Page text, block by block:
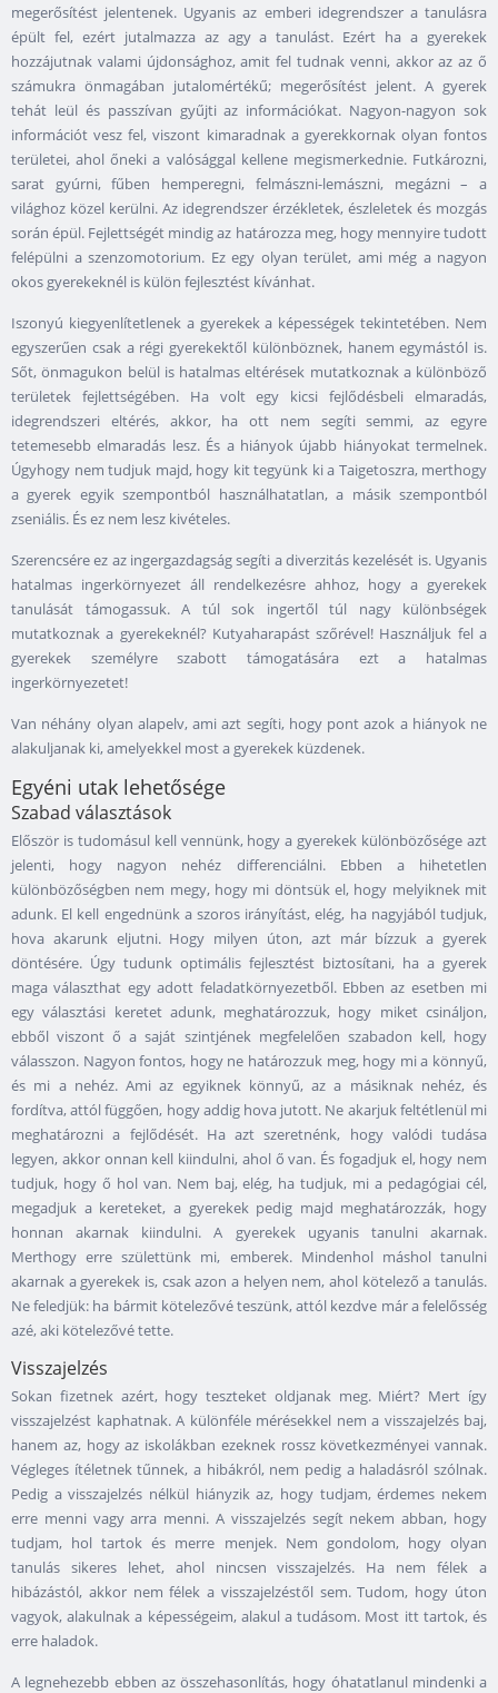
megerősítést jelentenek. Ugyanis az emberi idegrendszer a tanulásra
épült fel, ezért jutalmazza az agy a tanulást. Ezért ha a gyerekek
hozzájutnak valami újdonsághoz, amit fel tudnak venni, akkor az az ő
számukra önmagában jutalomértékű; megerősítést jelent. A gyerek
tehát leül és passzívan gyűjti az információkat. Nagyon-nagyon sok
információt vesz fel, viszont kimaradnak a gyerekkornak olyan fontos
területei, ahol őneki a valósággal kellene megismerkednie. Futkározni,
sarat gyúrni, fűben hemperegni, felmászni-lemászni, megázni – a
világhoz közel kerülni. Az idegrendszer érzékletek, észleletek és mozgás
során épül. Fejlettségét mindig az határozza meg, hogy mennyire tudott
felépülni a szenzomotorium. Ez egy olyan terület, ami még a nagyon
okos gyerekeknél is külön fejlesztést kívánhat.
Iszonyú kiegyenlítetlenek a gyerekek a képességek tekintetében. Nem
egyszerűen csak a régi gyerekektől különböznek, hanem egymástól is.
Sőt, önmagukon belül is hatalmas eltérések mutatkoznak a különböző
területek fejlettségében. Ha volt egy kicsi fejlődésbeli elmaradás,
idegrendszeri eltérés, akkor, ha ott nem segíti semmi, az egyre
tetemesebb elmaradás lesz. És a hiányok újabb hiányokat termelnek.
Úgyhogy nem tudjuk majd, hogy kit tegyünk ki a Taigetoszra, merthogy
a gyerek egyik szempontból használhatatlan, a másik szempontból
zseniális. És ez nem lesz kivételes.
Szerencsére ez az ingergazdagság segíti a diverzitás kezelését is. Ugyanis
hatalmas ingerkörnyezet áll rendelkezésre ahhoz, hogy a gyerekek
tanulását támogassuk. A túl sok ingertől túl nagy különbségek
mutatkoznak a gyerekeknél? Kutyaharapást szőrével! Használjuk fel a
gyerekek személyre szabott támogatására ezt a hatalmas
ingerkörnyezetet!
Van néhány olyan alapelv, ami azt segíti, hogy pont azok a hiányok ne
alakuljanak ki, amelyekkel most a gyerekek küzdenek.
Egyéni utak lehetősége
Szabad választások
Először is tudomásul kell vennünk, hogy a gyerekek különbözősége azt
jelenti, hogy nagyon nehéz differenciálni. Ebben a hihetetlen
különbözőségben nem megy, hogy mi döntsük el, hogy melyiknek mit
adunk. El kell engednünk a szoros irányítást, elég, ha nagyjából tudjuk,
hova akarunk eljutni. Hogy milyen úton, azt már bízzuk a gyerek
döntésére. Úgy tudunk optimális fejlesztést biztosítani, ha a gyerek
maga választhat egy adott feladatkörnyezetből. Ebben az esetben mi
egy választási keretet adunk, meghatározzuk, hogy miket csináljon,
ebből viszont ő a saját szintjének megfelelően szabadon kell, hogy
válasszon. Nagyon fontos, hogy ne határozzuk meg, hogy mi a könnyű,
és mi a nehéz. Ami az egyiknek könnyű, az a másiknak nehéz, és
fordítva, attól függően, hogy addig hova jutott. Ne akarjuk feltétlenül mi
meghatározni a fejlődését. Ha azt szeretnénk, hogy valódi tudása
legyen, akkor onnan kell kiindulni, ahol ő van. És fogadjuk el, hogy nem
tudjuk, hogy ő hol van. Nem baj, elég, ha tudjuk, mi a pedagógiai cél,
megadjuk a kereteket, a gyerekek pedig majd meghatározzák, hogy
honnan akarnak kiindulni. A gyerekek ugyanis tanulni akarnak.
Merthogy erre születtünk mi, emberek. Mindenhol máshol tanulni
akarnak a gyerekek is, csak azon a helyen nem, ahol kötelező a tanulás.
Ne feledjük: ha bármit kötelezővé teszünk, attól kezdve már a felelősség
azé, aki kötelezővé tette.
Visszajelzés
Sokan fizetnek azért, hogy teszteket oldjanak meg. Miért? Mert így
visszajelzést kaphatnak. A különféle mérésekkel nem a visszajelzés baj,
hanem az, hogy az iskolákban ezeknek rossz következményei vannak.
Végleges ítéletnek tűnnek, a hibákról, nem pedig a haladásról szólnak.
Pedig a visszajelzés nélkül hiányzik az, hogy tudjam, érdemes nekem
erre menni vagy arra menni. A visszajelzés segít nekem abban, hogy
tudjam, hol tartok és merre menjek. Nem gondolom, hogy olyan
tanulás sikeres lehet, ahol nincsen visszajelzés. Ha nem félek a
hibázástól, akkor nem félek a visszajelzéstől sem. Tudom, hogy úton
vagyok, alakulnak a képességeim, alakul a tudásom. Most itt tartok, és
erre haladok.
A legnehezebb ebben az összehasonlítás, hogy óhatatlanul mindenki a